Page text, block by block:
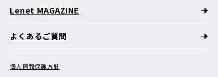
Lenet MAGAZINE
よくあるご質問
個人情報保護方針